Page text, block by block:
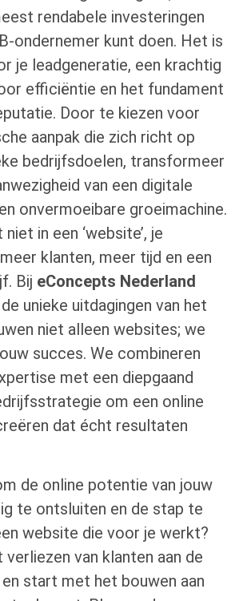
rendabele investeringen
ondernemer kunt doen. Het is
je leadgeneratie, een krachtig
efficiëntie en het fundament
Door te kiezen voor
aanpak die zich richt op
bedrijfsdoelen, transformeer
van een digitale
onvermoeibare groeimachine.
in een ‘website’, je
klanten, meer tijd en een
Bij eConcepts Nederland
unieke uitdagingen van het
niet alleen websites; we
succes. We combineren
met een diepgaand
om een online
dat écht resultaten
de online potentie van jouw
te ontsluiten en de stap te
website die voor je werkt?
van klanten aan de
start met het bouwen aan